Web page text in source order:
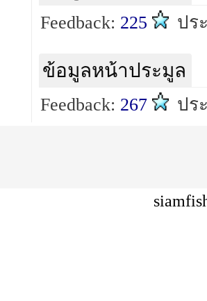
Feedback: 225 ปร
ข้อมูลหน้าประมูล
Feedback: 267 ปร